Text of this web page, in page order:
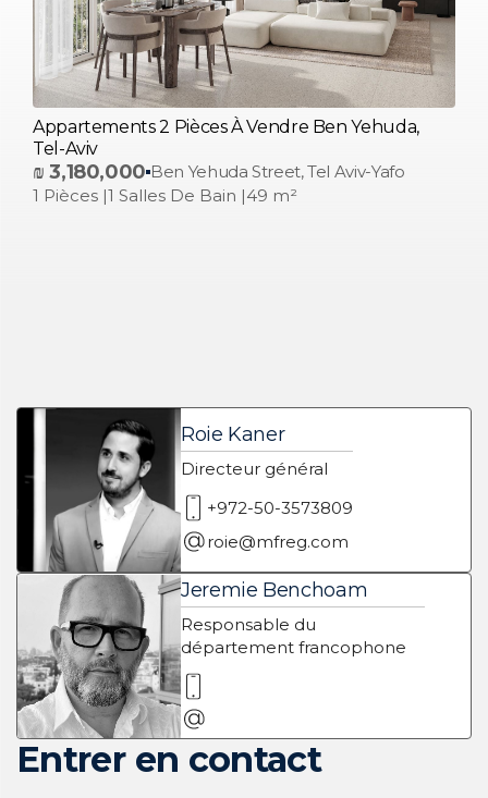
Appartements 2 Pièces À Vendre Ben Yehuda,
Tel-Aviv
₪ 3,180,000 Ben Yehuda Street, Tel Aviv-Yafo
1 Pièces |1 Salles De Bain |49 m²
Roie Kaner
Directeur général
+972-50-3573809
roie@mfreg.com
Jeremie Benchoam
Responsable du
département francophone
Entrer en contact